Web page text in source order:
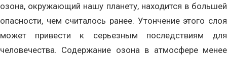
озона, окружающий нашу планету, находится в большей
опасности, чем считалось ранее. Утончение этого слоя
может привести к серьезным последствиям для
человечества. Содержание озона в атмосфере менее